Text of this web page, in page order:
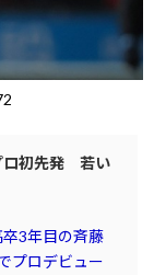
ロ初先発 若い
3年目の斉藤
プロデビュー